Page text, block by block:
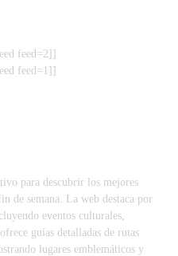
feed=2]]
feed=1]]
para descubrir los mejores
de semana. La web destaca por
eventos culturales,
guías detalladas de rutas
lugares emblemáticos y